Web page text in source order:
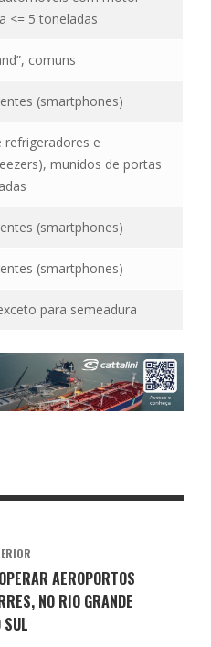
<= 5 toneladas
comuns
(smartphones)
refrigeradores e
munidos de portas
(smartphones)
(smartphones)
para semeadura
AEROPORTOS
NO RIO GRANDE
SUL